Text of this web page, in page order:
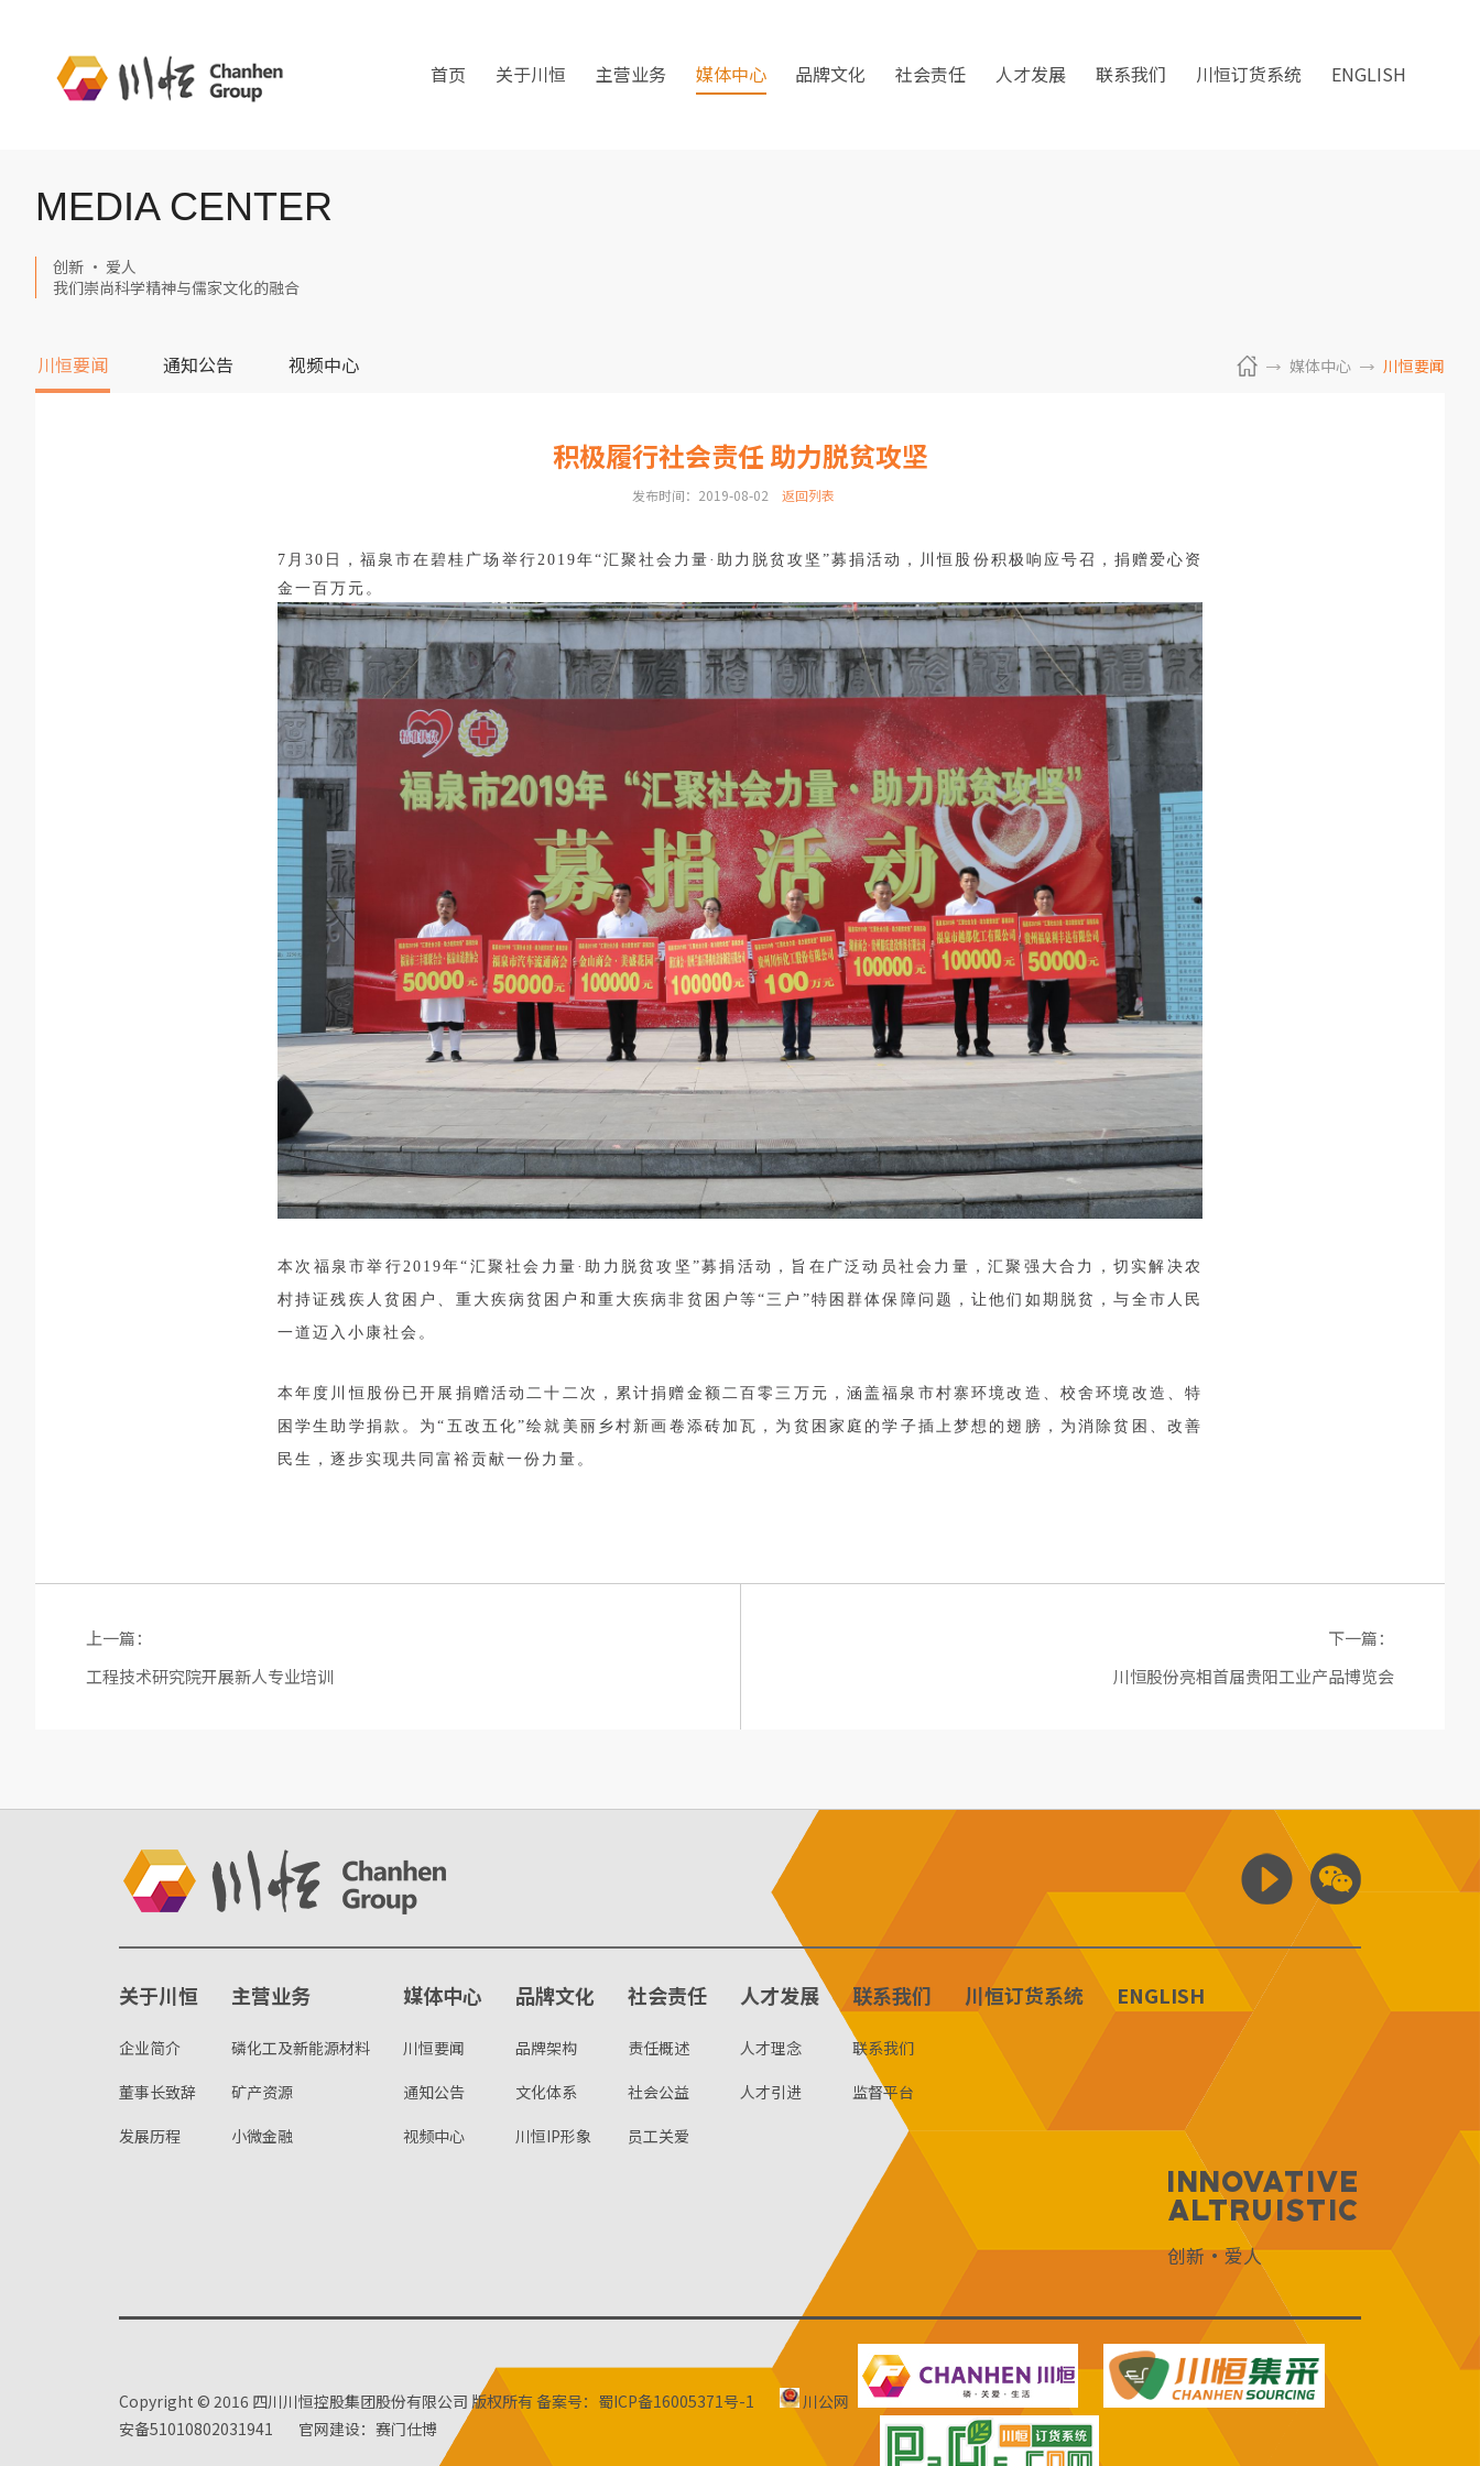
首页 关于川恒 主营业务 媒体中心 品牌文化 社会责任 人才发展 联系我们 川恒订货系统 ENGLISH
MEDIA CENTER
创新 · 爱人
我们崇尚科学精神与儒家文化的融合
川恒要闻 通知公告 视频中心 媒体中心 川恒要闻
积极履行社会责任 助力脱贫攻坚
发布时间：2019-08-02 返回列表
7月30日，福泉市在碧桂广场举行2019年“汇聚社会力量·助力脱贫攻坚”募捐活动，川恒股份积极响应号召，捐赠爱心资
金一百万元。
本次福泉市举行2019年“汇聚社会力量·助力脱贫攻坚”募捐活动，旨在广泛动员社会力量，汇聚强大合力，切实解决农
村持证残疾人贫困户、重大疾病贫困户和重大疾病非贫困户等“三户”特困群体保障问题，让他们如期脱贫，与全市人民
一道迈入小康社会。
本年度川恒股份已开展捐赠活动二十二次，累计捐赠金额二百零三万元，涵盖福泉市村寨环境改造、校舍环境改造、特
困学生助学捐款。为“五改五化”绘就美丽乡村新画卷添砖加瓦，为贫困家庭的学子插上梦想的翅膀，为消除贫困、改善
民生，逐步实现共同富裕贡献一份力量。
上一篇：
工程技术研究院开展新人专业培训
下一篇：
川恒股份亮相首届贵阳工业产品博览会
关于川恒
企业简介
董事长致辞
发展历程
主营业务
磷化工及新能源材料
矿产资源
小微金融
媒体中心
川恒要闻
通知公告
视频中心
品牌文化
品牌架构
文化体系
川恒IP形象
社会责任
责任概述
社会公益
员工关爱
人才发展
人才理念
人才引进
联系我们
联系我们
监督平台
川恒订货系统 ENGLISH
Innovative
Altruistic
创新·爱人
Copyright © 2016 四川川恒控股集团股份有限公司 版权所有 备案号：蜀ICP备16005371号-1
川公网
安备51010802031941
官网建设：赛门仕博